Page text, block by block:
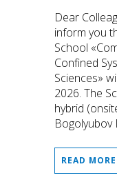
Dear
inform you
School
Confined
Sciences»
2026. The
hybrid
READ